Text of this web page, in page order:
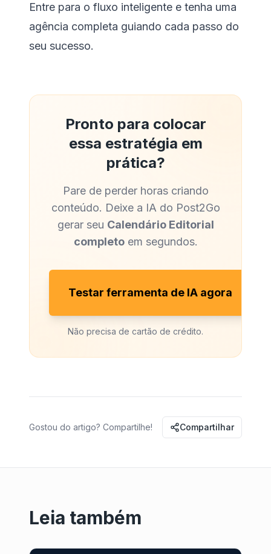
Entre para o fluxo inteligente e tenha uma
agência completa guiando cada passo do
seu sucesso.
Pronto para colocar
essa estratégia em
prática?
Pare de perder horas criando
conteúdo. Deixe a IA do Post2Go
gerar seu Calendário Editorial
completoem segundos.
Testar ferramenta de IA agora
Não precisa de cartão de crédito.
Gostou do artigo? Compartilhe! Compartilhar
Leia também